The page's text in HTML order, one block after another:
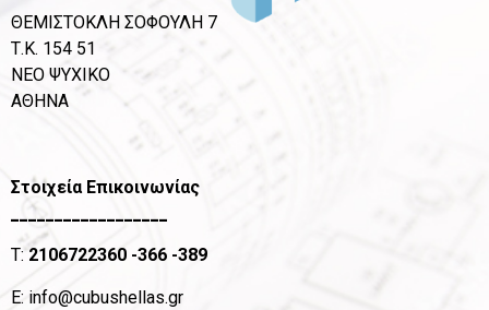
ΘΕΜΙΣΤΟΚΛΗ ΣΟΦΟΥΛΗ 7
Τ.Κ. 154 51
ΝΕΟ ΨΥΧΙΚΟ
ΑΘΗΝΑ
Στοιχεία Επικοινωνίας
__________________
T:2106722360 -366 -389
Ε: info@cubushellas.gr